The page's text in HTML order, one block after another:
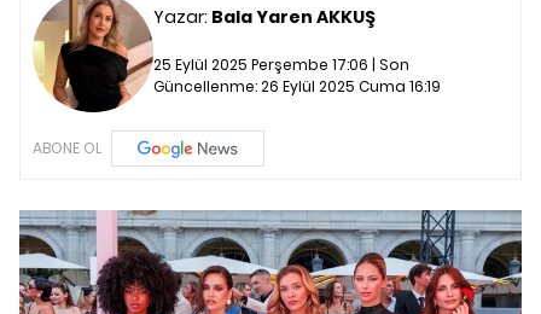
Yazar: Bala Yaren AKKUŞ
25 Eylül 2025 Perşembe 17:06 | Son
Güncellenme:26 Eylül 2025 Cuma 16:19
ABONE OL